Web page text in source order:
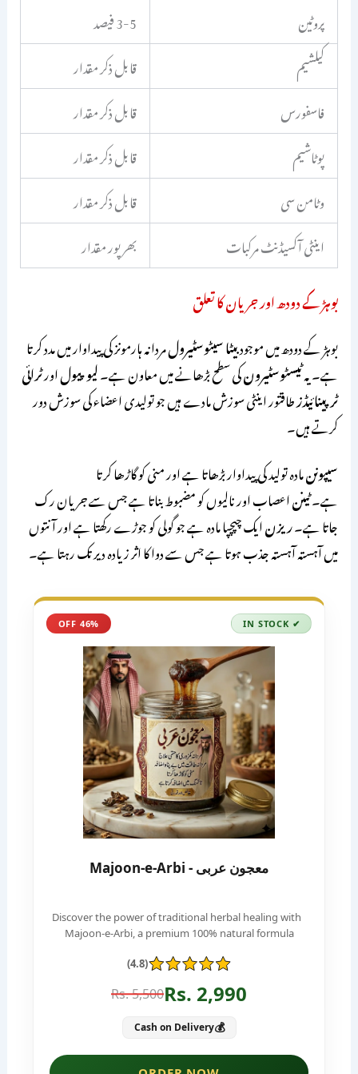
پروٹین
3-5 فیصد
کیلشیم
قابل ذکر مقدار
فاسفورس
قابل ذکر مقدار
پوٹاشیم
قابل ذکر مقدار
وٹامن سی
قابل ذکر مقدار
اینٹی آکسیڈنٹ مرکبات
بھرپور مقدار
بوہڑ کے دودھ اور جریان کا تعلق
بوہڑ کے دودھ میں موجودبیٹا سیٹوسٹیرولمردانہ ہارمونز کی پیداوار میں مدد کرتا
ہے۔ یہٹیسٹوسٹیرونکی سطح بڑھانے میں معاون ہے۔لیوپیولاورٹرائی
ٹرپینائیڈزطاقتور اینٹی سوزش مادے ہیں جو تولیدی اعضاء کی سوزش دور
کرتے ہیں۔
سیپوننمادہ تولید کی پیداوار بڑھاتا ہے اور منی کو گاڑھا کرتا
ہے۔ٹینناعصاب اور نالیوں کو مضبوط بناتا ہے جس سے جریان رک
جاتا ہے۔ریزنایک چپچپا مادہ ہے جو گولی کو جوڑے رکھتا ہے اور آنتوں
میں آہستہ آہستہ جذب ہوتا ہے جس سے دوا کا اثر زیادہ دیر تک رہتا ہے۔